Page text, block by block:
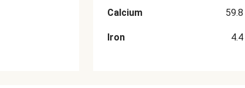
Calcium 59.8
Iron 4.4